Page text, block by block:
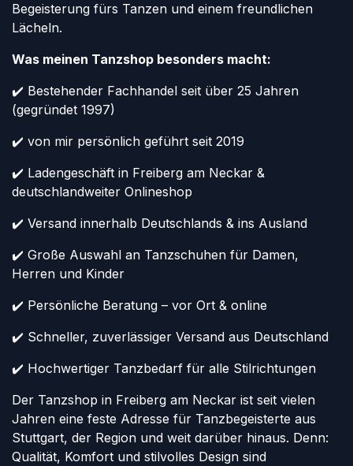
Begeisterung fürs Tanzen und einem freundlichen
Lächeln.
Was meinen Tanzshop besonders macht:
✔️ Bestehender Fachhandel seit über 25 Jahren
(gegründet 1997)
✔️ von mir persönlich geführt seit 2019
✔️ Ladengeschäft in Freiberg am Neckar &
deutschlandweiter Onlineshop
✔️ Versand innerhalb Deutschlands & ins Ausland
✔️ Große Auswahl an Tanzschuhen für Damen,
Herren und Kinder
✔️ Persönliche Beratung – vor Ort & online
✔️ Schneller, zuverlässiger Versand aus Deutschland
✔️ Hochwertiger Tanzbedarf für alle Stilrichtungen
Der Tanzshop in Freiberg am Neckar ist seit vielen
Jahren eine feste Adresse für Tanzbegeisterte aus
Stuttgart, der Region und weit darüber hinaus. Denn:
Qualität, Komfort und stilvolles Design sind